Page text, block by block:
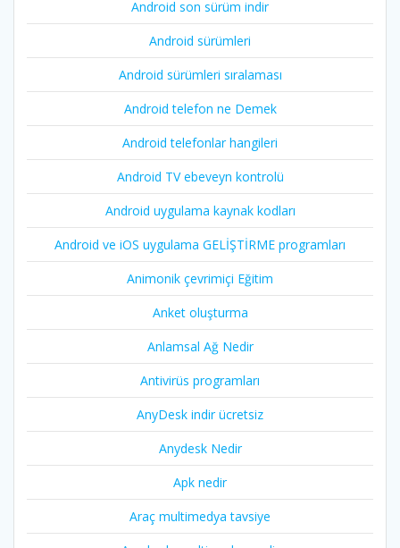
Android son sürüm indir
Android sürümleri
Android sürümleri sıralaması
Android telefon ne Demek
Android telefonlar hangileri
Android TV ebeveyn kontrolü
Android uygulama kaynak kodları
Android ve iOS uygulama GELİŞTİRME programları
Animonik çevrimiçi Eğitim
Anket oluşturma
Anlamsal Ağ Nedir
Antivirüs programları
AnyDesk indir ücretsiz
Anydesk Nedir
Apk nedir
Araç multimedya tavsiye